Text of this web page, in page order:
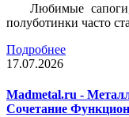
Любимые
полуботинки часто
Подробнее
17.07.2026
Madmetal.ru -
Сочетание